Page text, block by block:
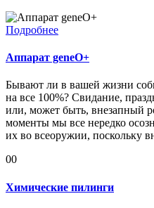
Подробнее
Аппарат geneO+
Бывают ли в вашей жизни
на все 100%? Свидание,
или, может быть, внезапный
моменты мы все нередко
их во всеоружии, поскольку
00
Химические пилинги